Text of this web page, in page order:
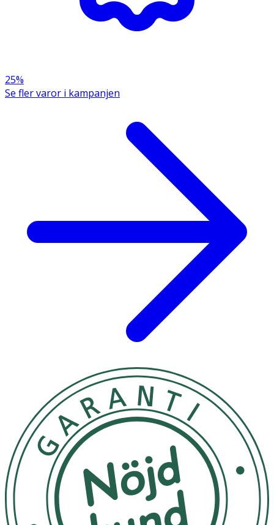
· Massera in i hår och hårbotten
Förvaras upprätt, stående, i rumstemperatur.
Aqua (Water), Cetearyl Alcohol, Glycerin, Propylene Glycol,
Behentrimonium Chloride, Dimethicone, Glycereth-2
Cocoate, Hydrolyzed Ceratonia Siliqua Seed Extract,
Panthenol, Squalane, Isopropyl Alcohol, Caprylyl Glycol,
Hydroxypropyl Guar, Lactic Acid, Bis-
Diisopropanolamino-PG-Propyl Disiloxane/Bis-Vinyl
Dimethicone Copolymer, Butyloctanol, Zea Mays (Corn)
Starch, Guar Hydroxypropyltrimonium Chloride,
Polyquaternium-7, Tetramethyl
Acetyloctahydronaphthalenes, Citric Acid, Sodium
Benzoate, Phenoxyethanol, Potassium Sorbate, Parfum
25%
Se fler varor i kampanjen